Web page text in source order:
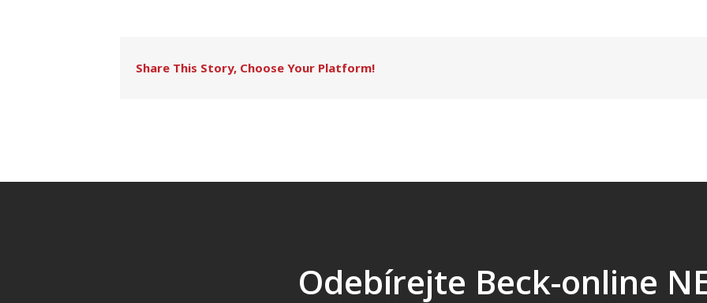
Share This Story, Choose Your Platform!
Odebírejte Beck-online